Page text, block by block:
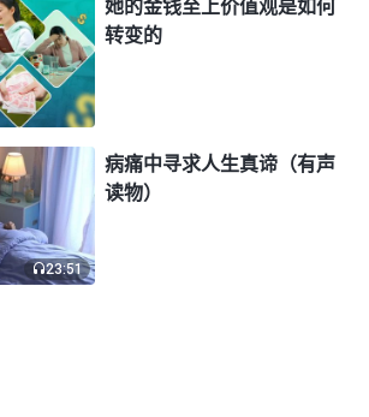
逆神，伤透了神的心。多少次成全
，真是辜负了神的良苦用心，就是
补神心创伤。神啊
从头开始。神的生命言语牵动我的
托给我无穷的力量，使我从失败跌
知道了生命的价值，知道我受造为
，我怎能再躲避，愿以忠心顺服来
受祸，我只求满足神，愿把我的真
她的金钱至上价值观是如何
转变的
23:51
病痛中寻求人生真谛（有声
读物）